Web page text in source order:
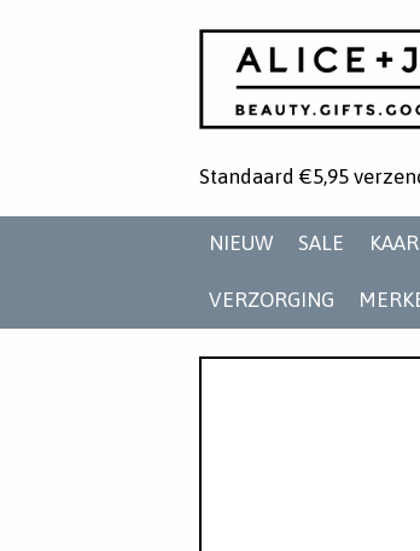
Standaard €5,95
NIEUW SALE
VERZORGING